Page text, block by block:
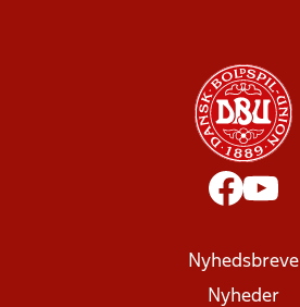
Nyhedsbreve
Nyheder